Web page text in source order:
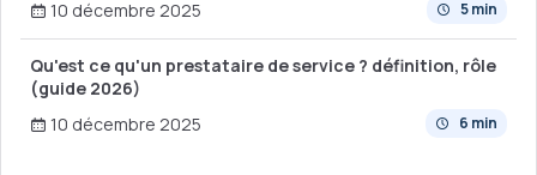
5 min
10 décembre 2025
Qu'est ce qu'un prestataire de service ? définition, rôle
(guide 2026)
6 min
10 décembre 2025